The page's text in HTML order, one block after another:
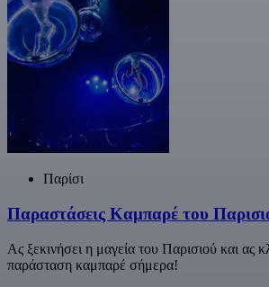
Παρίσι
Παραστάσεις Καμπαρέ του
Ας ξεκινήσει η μαγεία του Παρισιού και ας
παράσταση καμπαρέ σήμερα!